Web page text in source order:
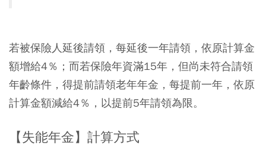
若被保險人延後請領，每延後一年請領，依原計算金
額增給4％；而若保險年資滿15年，但尚未符合請領
年齡條件，得提前請領老年年金，每提前一年，依原
計算金額減給4％，以提前5年請領為限。
【失能年金】計算方式